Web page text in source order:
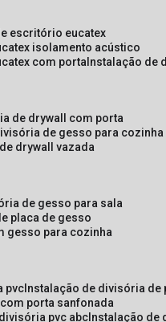
escritório eucatex
isolamento acústico
com porta instalação de
de drywall com porta
de gesso para cozinha
drywall vazada
de gesso para sala
placa de gesso
gesso para cozinha
pvc instalação de divisória de
porta sanfonada
pvc abc instalação de